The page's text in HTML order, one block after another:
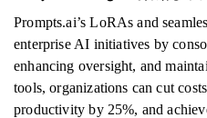
Prompts.ai’s LoRAs and
enterprise AI initiatives by
enhancing oversight, and
tools, organizations can cut
productivity by 25%, and